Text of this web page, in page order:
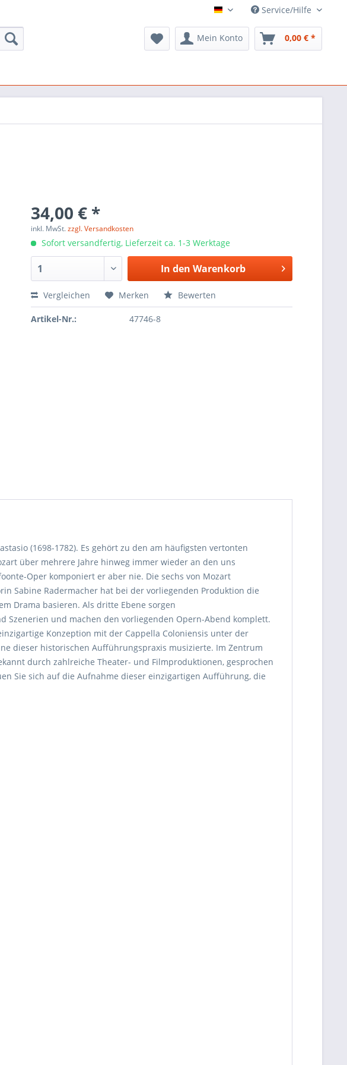
ARTS MusicService/Hilfe
Mein Konto 0,00 € *
34,00 € *
inkl. MwSt.zzgl. Versandkosten
Sofort versandfertig, Lieferzeit ca. 1-3 Werktage
In den Warenkorb
Vergleichen Merken Bewerten
Artikel-Nr.: 47746-8
(1698-1782). Es gehört zu den am häufigsten vertonten
über mehrere Jahre hinweg immer wieder an den uns
Oper komponiert er aber nie. Die sechs von Mozart
Sabine Radermacher hat bei der vorliegenden Produktion die
Drama basieren. Als dritte Ebene sorgen
Szenerien und machen den vorliegenden Opern-Abend komplett.
Konzeption mit der Cappella Coloniensis unter der
dieser historischen Aufführungspraxis musizierte. Im Zentrum
durch zahlreiche Theater- und Filmproduktionen, gesprochen
Sie sich auf die Aufnahme dieser einzigartigen Aufführung, die